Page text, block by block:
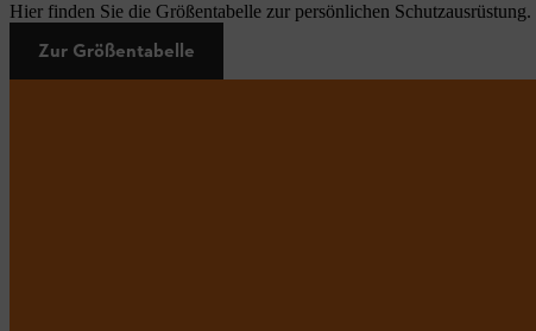
Hier finden Sie die Größentabelle zur persönlichen Schutzausrüstung.
Zur Größentabelle